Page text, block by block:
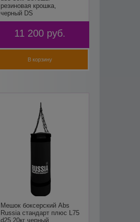
резиновая крошка,
черный DS
11 200 руб.
В корзину
Мешок боксерский Abs
Russia стандарт плюс L75
d25 20кг черный